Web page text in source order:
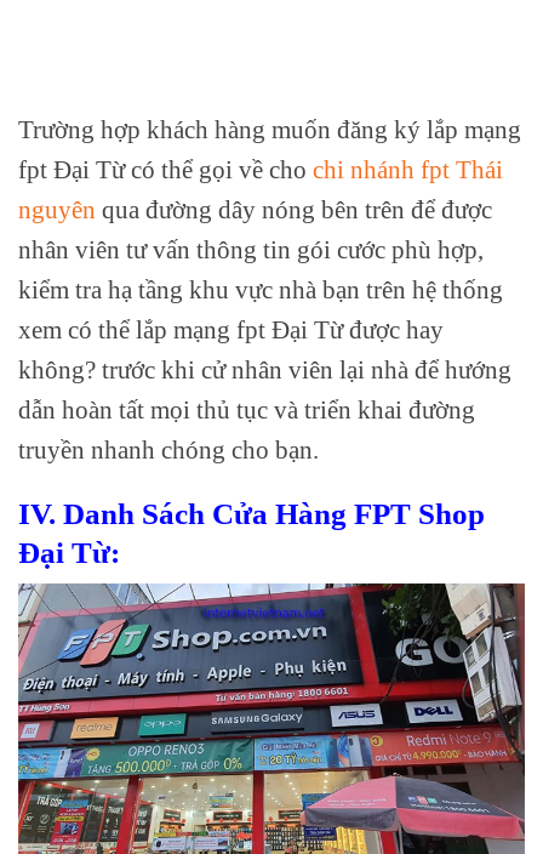
Trường hợp khách hàng muốn đăng ký lắp mạng
fpt Đại Từ có thể gọi về cho chi nhánh fpt Thái
nguyên qua đường dây nóng bên trên để được
nhân viên tư vấn thông tin gói cước phù hợp,
kiểm tra hạ tầng khu vực nhà bạn trên hệ thống
xem có thể lắp mạng fpt Đại Từ được hay
không? trước khi cử nhân viên lại nhà để hướng
dẫn hoàn tất mọi thủ tục và triển khai đường
truyền nhanh chóng cho bạn.
IV. Danh Sách Cửa Hàng FPT Shop
Đại Từ: